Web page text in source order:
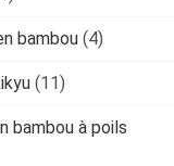
bambou (4)
(11)
bambou à poils